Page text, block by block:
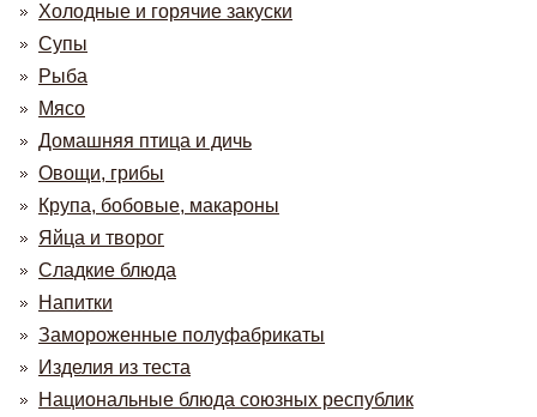
Холодные и горячие закуски
Супы
Рыба
Мясо
Домашняя птица и дичь
Овощи, грибы
Крупа, бобовые, макароны
Яйца и творог
Сладкие блюда
Напитки
Замороженные полуфабрикаты
Изделия из теста
Национальные блюда союзных республик